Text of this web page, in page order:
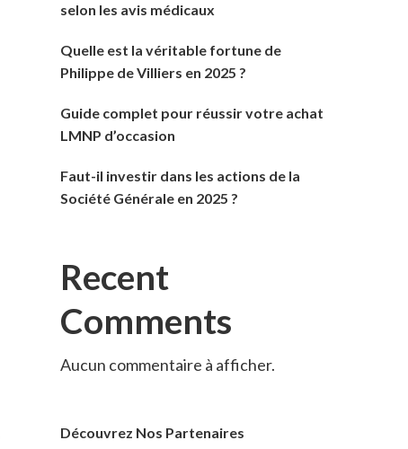
selon les avis médicaux
Quelle est la véritable fortune de
Philippe de Villiers en 2025 ?
Guide complet pour réussir votre achat
LMNP d’occasion
Faut-il investir dans les actions de la
Société Générale en 2025 ?
Recent
Comments
Aucun commentaire à afficher.
Découvrez Nos Partenaires